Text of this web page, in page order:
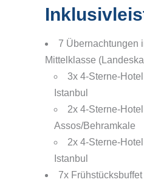
7 Übernachtungen
Mittelklasse
3x 4-Sterne-
Istanbul
2x 4-Sterne-
Assos/Behramkale
2x 4-Sterne-
Istanbul
7x Frühstücksbuffet